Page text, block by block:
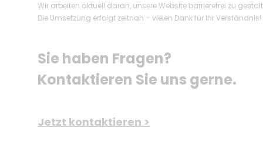
Wir arbeiten aktuell daran, unsere Website barrierefrei zu
Die Umsetzung erfolgt zeitnah – vielen Dank für Ihr Verständnis!
Sie haben Fragen?
Kontaktieren Sie uns gerne.
Jetzt kontaktieren >